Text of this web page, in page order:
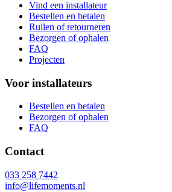
Vind een installateur
Bestellen en betalen
Ruilen of retourneren
Bezorgen of ophalen
FAQ
Projecten
Voor installateurs
Bestellen en betalen
Bezorgen of ophalen
FAQ
Contact
033 258 7442
info@lifemoments.nl